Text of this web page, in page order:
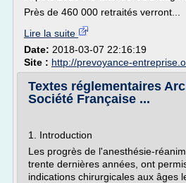
Près de 460 000 retraités verront...
Lire la suite
Date: 2018-03-07 22:16:19
Site : http://prevoyance-
Textes réglementaires
Société Française ...
1. Introduction
Les progrès de l'anesthésie-
trente dernières années, ont
indications chirurgicales aux âges